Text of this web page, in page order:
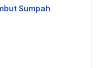
Sumpah